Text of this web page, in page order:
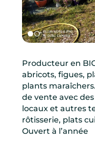
Producteur en
abricots, figues,
plants
de vente avec
locaux et autres
rôtisserie, plats
Ouvert à l’année